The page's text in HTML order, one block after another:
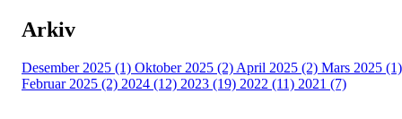
Arkiv
Desember 2025 (1) Oktober 2025 (2) April 2025 (2) Mars 2025 (1)
Februar 2025 (2) 2024 (12) 2023 (19) 2022 (11) 2021 (7)